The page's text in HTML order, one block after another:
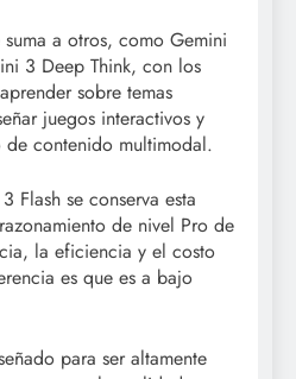
a otros, como Gemini
3 Deep Think, con los
sobre temas
juegos interactivos y
contenido multimodal.
Flash se conserva esta
de nivel Pro de
la eficiencia y el costo
es que es a bajo
para ser altamente